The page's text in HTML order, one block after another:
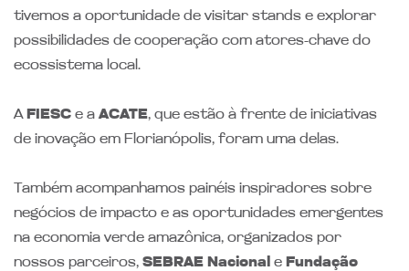
tivemos a oportunidade de visitar stands e explorar
possibilidades de cooperação com atores-chave do
ecossistema local.
A FIESC e a ACATE, que estão à frente de iniciativas
de inovação em Florianópolis, foram uma delas.
Também acompanhamos painéis inspiradores sobre
negócios de impacto e as oportunidades emergentes
na economia verde amazônica, organizados por
nossos parceiros, SEBRAE Nacional e Fundação